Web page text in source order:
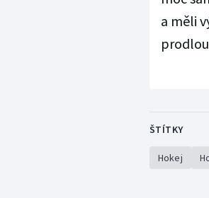
a měli
ŠTÍTKY
Hokej